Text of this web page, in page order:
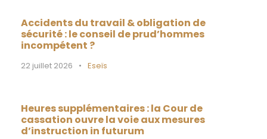
Accidents du travail & obligation de
sécurité : le conseil de prud’hommes
incompétent ?
22 juillet 2026 • Eseïs
Heures supplémentaires : la Cour de
cassation ouvre la voie aux mesures
d’instruction in futurum